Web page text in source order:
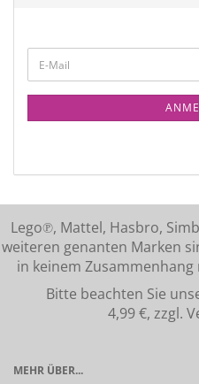
Lego℗, Mattel, Hasbro,
weiteren genanten Marken
in keinem
Bitte beachten Sie
4,99 €, zzgl.
MEHR ÜBER...